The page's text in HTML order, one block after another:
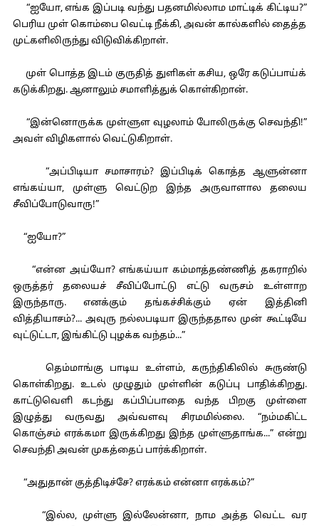
“ஐயோ, எங்க இப்படி வந்து பதனமில்லாம மாட்டிக் கிட்டிய?”
பெரிய முள் கொம்பை வெட்டி நீக்கி, அவன் கால்களில் தைத்த
முட்களிலிருந்து விடுவிக்கிறாள்.
முள் பொத்த இடம் குருதித் துளிகள் கசிய, ஒரே கடுப்பாய்க்
கடுக்கிறது. ஆனாலும் சமாளித்துக் கொள்கிறான்.
“இன்னொருக்க முள்ளுள வுழலாம் போலிருக்கு செவந்தி!”
அவள் விழிகளால் வெட்டுகிறாள்.
“அப்பிடியா சமாசாரம்? இப்பிடிக் கொத்த ஆளுன்னா
எங்கய்யா, முள்ளு வெட்டுற இந்த அருவாளால தலைய
சீவிப்போடுவாரு!”
“ஐயோ?”
“என்ன அய்யோ? எங்கய்யா கம்மாத்தண்ணித் தகராறில்
ஒருத்தர் தலையச் சீவிப்போட்டு எட்டு வருசம் உள்ளாற
இருந்தாரு. எனக்கும் தங்கச்சிக்கும் ஏன் இத்தினி
வித்தியாசம்?... அவுரு நல்லபடியா இருந்ததால முன் கூட்டியே
வுட்டுட்டா, இங்கிட்டு புழக்க வந்தம்...”
தெம்மாங்கு பாடிய உள்ளம், கருந்திகிலில் சுருண்டு
கொள்கிறது. உடல் முழுதும் முள்ளின் கடுப்பு பாதிக்கிறது.
காட்டுவெளி கடந்து கப்பிப்பாதை வந்த பிறகு முள்ளை
இழுத்து வருவது அவ்வளவு சிரமமில்லை. “நம்மகிட்ட
கொஞ்சம் எரக்கமா இருக்கிறது இந்த முள்ளுதாங்க...” என்று
செவந்தி அவன் முகத்தைப் பார்க்கிறாள்.
“அதுதான் குத்திடிச்சே? எரக்கம் என்னா எரக்கம்?”
“இல்ல, முள்ளு இல்லேன்னா, நாம அத்த வெட்ட வர